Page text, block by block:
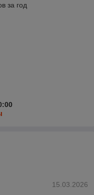
необычных идей для
случая и любого
и магните на
коллекцию
каждого
вкусовым
за год
15.03.2026